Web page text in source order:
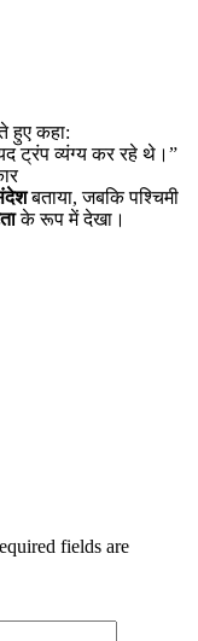
हुए कहा:
ट्रंप व्यंग्य कर रहे थे।”
बताया, जबकि पश्चिमी
के रूप में देखा।
fields are